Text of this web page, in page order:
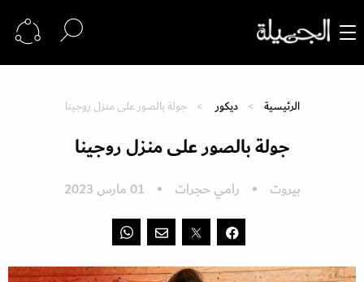
الرئيسية ديكور جولة بالصور على منزل روجينا
جولة بالصور على منزل روجينا
بيروت رامي حجرات 01 مارس 2023